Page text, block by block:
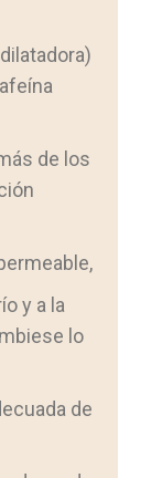
de los
y a la
lo
de